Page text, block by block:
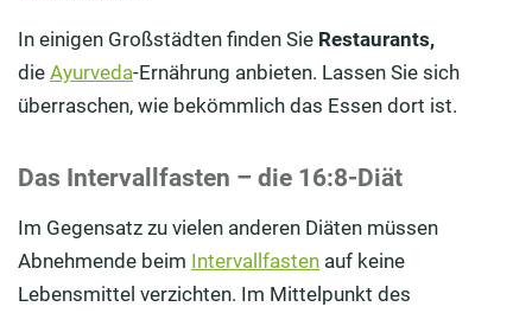
In einigen Großstädten finden Sie Restaurants,
die Ayurveda-Ernährung anbieten. Lassen Sie sich
überraschen, wie bekömmlich das Essen dort ist.
Das Intervallfasten – die 16:8-Diät
Im Gegensatz zu vielen anderen Diäten müssen
Abnehmende beim Intervallfasten auf keine
Lebensmittel verzichten. Im Mittelpunkt des